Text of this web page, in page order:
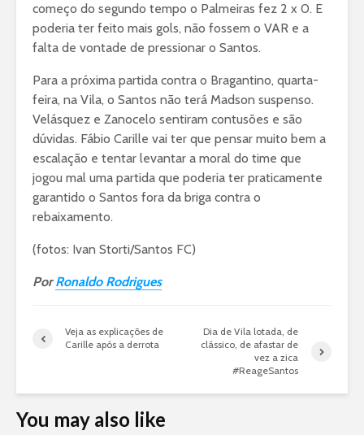
começo do segundo tempo o Palmeiras fez 2 x 0. E
poderia ter feito mais gols, não fossem o VAR e a
falta de vontade de pressionar o Santos.
Para a próxima partida contra o Bragantino, quarta-
feira, na Vila, o Santos não terá Madson suspenso.
Velásquez e Zanocelo sentiram contusões e são
dúvidas. Fábio Carille vai ter que pensar muito bem a
escalação e tentar levantar a moral do time que
jogou mal uma partida que poderia ter praticamente
garantido o Santos fora da briga contra o
rebaixamento.
(fotos: Ivan Storti/Santos FC)
PorRonaldo Rodrigues
Veja as explicações de
Carille após a derrota
Dia de Vila lotada, de
clássico, de afastar de
vez a zica
#ReageSantos
You may also like